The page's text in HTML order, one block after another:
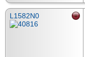
L1582N0